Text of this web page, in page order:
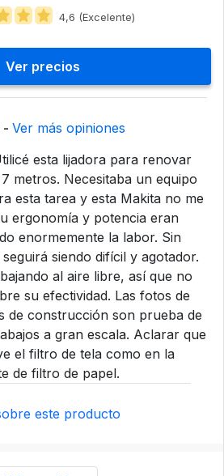
4,6 (Excelente)
Ver precios
- Ver más opiniones
esta lijadora para renovar
metros. Necesitaba un equipo
esta tarea y esta Makita no me
ergonomía y potencia eran
enormemente la labor. Sin
siendo difícil y agotador.
al aire libre, así que no
su efectividad. Las fotos de
de construcción son prueba de
a gran escala. Aclarar que
el filtro de tela como en la
de filtro de papel.
este producto